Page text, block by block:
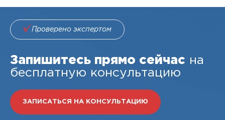
Проверено экспертом
Запишитесь прямо сейчас на
бесплатную консультацию
ЗАПИСАТЬСЯ НА КОНСУЛЬТАЦИЮ